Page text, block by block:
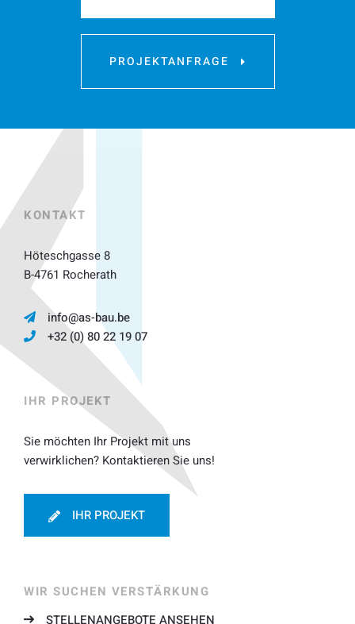
PROJEKTANFRAGE
KONTAKT
Höteschgasse 8
B-4761 Rocherath
info@as-bau.be
+32 (0) 80 22 19 07
IHR PROJEKT
Sie möchten Ihr Projekt mit uns
verwirklichen? Kontaktieren Sie uns!
IHR PROJEKT
WIR SUCHEN VERSTÄRKUNG
STELLENANGEBOTE ANSEHEN